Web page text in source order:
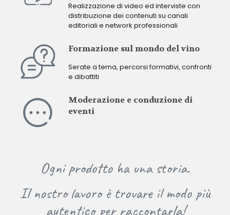
Realizzazione di video ed interviste con
distribuzione dei contenuti su canali
editoriali e network professionali
Formazione sul mondo del vino
Serate a tema, percorsi formativi, confronti
e dibattiti
Moderazione e conduzione di
eventi
Ogni prodotto ha una storia.
Il nostro lavoro è trovare il modo più
autentico per raccontarla!